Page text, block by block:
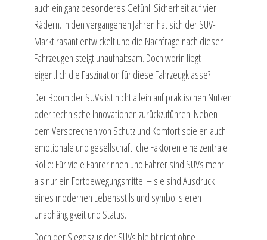
auch ein ganz besonderes Gefühl: Sicherheit auf vier
Rädern. In den vergangenen Jahren hat sich der SUV-
Markt rasant entwickelt und die Nachfrage nach diesen
Fahrzeugen steigt unaufhaltsam. Doch worin liegt
eigentlich die Faszination für diese Fahrzeugklasse?
Der Boom der SUVs ist nicht allein auf praktischen Nutzen
oder technische Innovationen zurückzuführen. Neben
dem Versprechen von Schutz und Komfort spielen auch
emotionale und gesellschaftliche Faktoren eine zentrale
Rolle: Für viele Fahrerinnen und Fahrer sind SUVs mehr
als nur ein Fortbewegungsmittel – sie sind Ausdruck
eines modernen Lebensstils und symbolisieren
Unabhängigkeit und Status.
Doch der Siegeszug der SUVs bleibt nicht ohne